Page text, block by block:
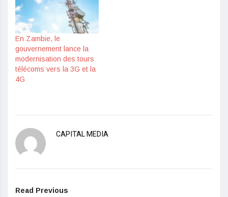
En Zambie, le
gouvernement lance la
modernisation des tours
télécoms vers la 3G et la
4G
CAPITAL MEDIA
Read Previous